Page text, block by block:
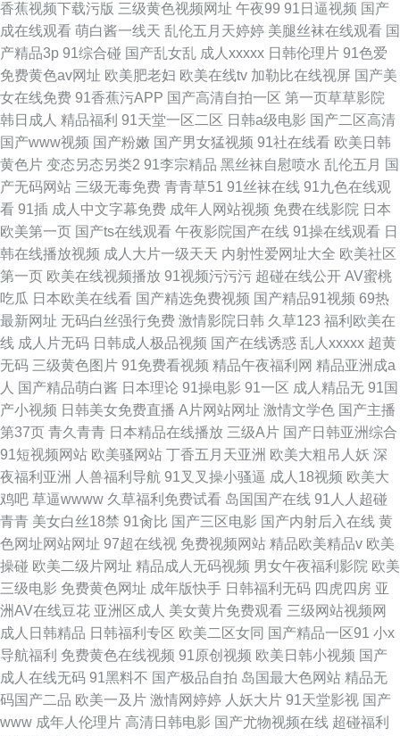
香蕉视频下载污版 三级黄色视频网址 午夜99 91日逼视频 国产
成在线观看 萌白酱一线天 乱伦五月天婷婷 美腿丝袜在线观看 国
产精品3p 91综合碰 国产乱女乱 成人xxxxx 日韩伦理片 91色爱
免费黄色av网址 欧美肥老妇 欧美在线tv 加勒比在线视屏 国产美
女在线免费 91香蕉污APP 国产高清自拍一区 第一页草草影院
韩日成人 精品福利 91天堂一区二区 日韩a级电影 国产二区高清
国产www视频 国产粉嫩 国产男女猛视频 91社在线看 欧美日韩
黄色片 变态另态另类2 91李宗精品 黑丝袜自慰喷水 乱伦五月 国
产无码网站 三级无毒免费 青青草51 91丝袜在线 91九色在线观
看 91插 成人中文字幕免费 成年人网站视频 免费在线影院 日本
欧美第一页 国产ts在线观看 午夜影院国产在线 91操在线观看 日
韩在线播放视频 成人大片一级天天 内射性爱网址大全 欧美社区
第一页 欧美在线视频播放 91视频污污污 超碰在线公开 AV蜜桃
吃瓜 日本欧美在线看 国产精选免费视频 国产精品91视频 69热
最新网址 无码白丝强行免费 激情影院日韩 久草123 福利欧美在
线 成人片无码 日韩成人极品视频 国产在线诱惑 乱人xxxxx 超黄
无码 三级黄色图片 91免费看视频 精品午夜福利网 精品亚洲成a
人 国产精品萌白酱 日本理论 91操电影 91一区 成人精品无 91国
产小视频 日韩美女免费直播 A片网站网址 激情文学色 国产主播
第37页 青久青青 日本精品在线播放 三级A片 国产日韩亚洲综合
91短视频网站 欧美骚网站 丁香五月天亚洲 欧美大粗吊人妖 深
夜福利亚洲
人兽福利导航 91叉叉操小骚逼 成人18视频 欧美大
鸡吧 草逼wwww 久草福利免费试看 岛国国产在线 91人人超碰
青青 美女白丝18禁 91肏比 国产三区电影 国产内射后入在线 黄
色网址网站网址 97超在线视 免费视频网站 精品欧美精品v 欧美
操碰 欧美二级片网址 精品成人无码视频 男女午夜福利影院 欧美
三级电影 免费黄色网址 成年版快手 日韩福利无码 四虎四房 亚
洲AV在线豆花 亚洲区成人 美女黄片免费观看 三级网站视频网
成人日韩精品 日韩福利专区 欧美二区女同 国产精品一区91 小x
导航福利 免费黄色在线视频 91原创视频 欧美日韩小视频 国产
成人在线无码 91黑料不 国产极品自拍 岛国最大色网站 精品无
码国产二品 欧美一及片 激情网婷婷 人妖大片 91天堂影视 国产
www 成年人伦理片 高清日韩电影 国产尤物视频在线 超碰福利